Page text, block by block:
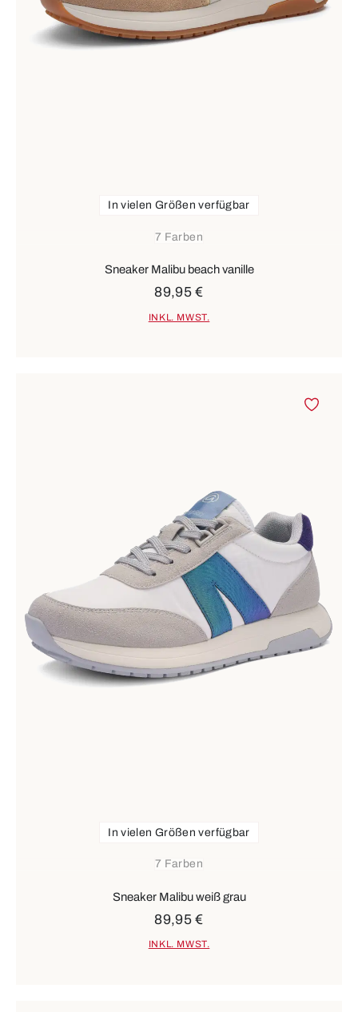
7 Farben
In vielen Größen verfügbar
Sneaker Malibu beach vanille
89,95 €
INKL. MWST.
7 Farben
In vielen Größen verfügbar
Sneaker Malibu weiß grau
89,95 €
INKL. MWST.